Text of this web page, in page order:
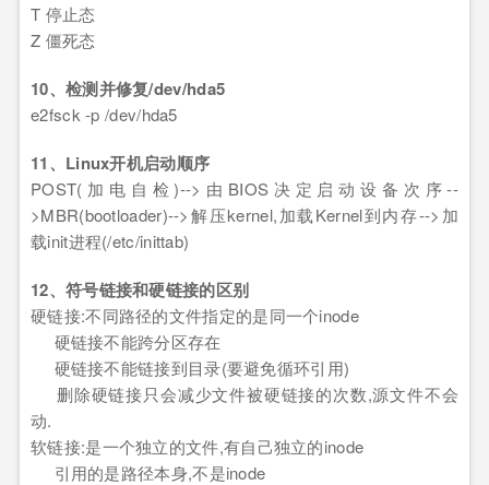
T 停止态
Z 僵死态
10、检测并修复/dev/hda5
e2fsck -p /dev/hda5
11、Linux开机启动顺序
POST(加电自检)-->由BIOS决定启动设备次序--
>MBR(bootloader)-->解压kernel,加载Kernel到内存-->加
载init进程(/etc/inittab)
12、符号链接和硬链接的区别
硬链接:不同路径的文件指定的是同一个inode
硬链接不能跨分区存在
硬链接不能链接到目录(要避免循环引用)
删除硬链接只会减少文件被硬链接的次数,源文件不会
动.
软链接:是一个独立的文件,有自己独立的inode
引用的是路径本身,不是inode